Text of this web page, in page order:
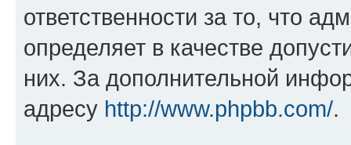
ответственности за то, что
определяет в качестве
них. За дополнительной
адресу http://www.phpbb.com/.